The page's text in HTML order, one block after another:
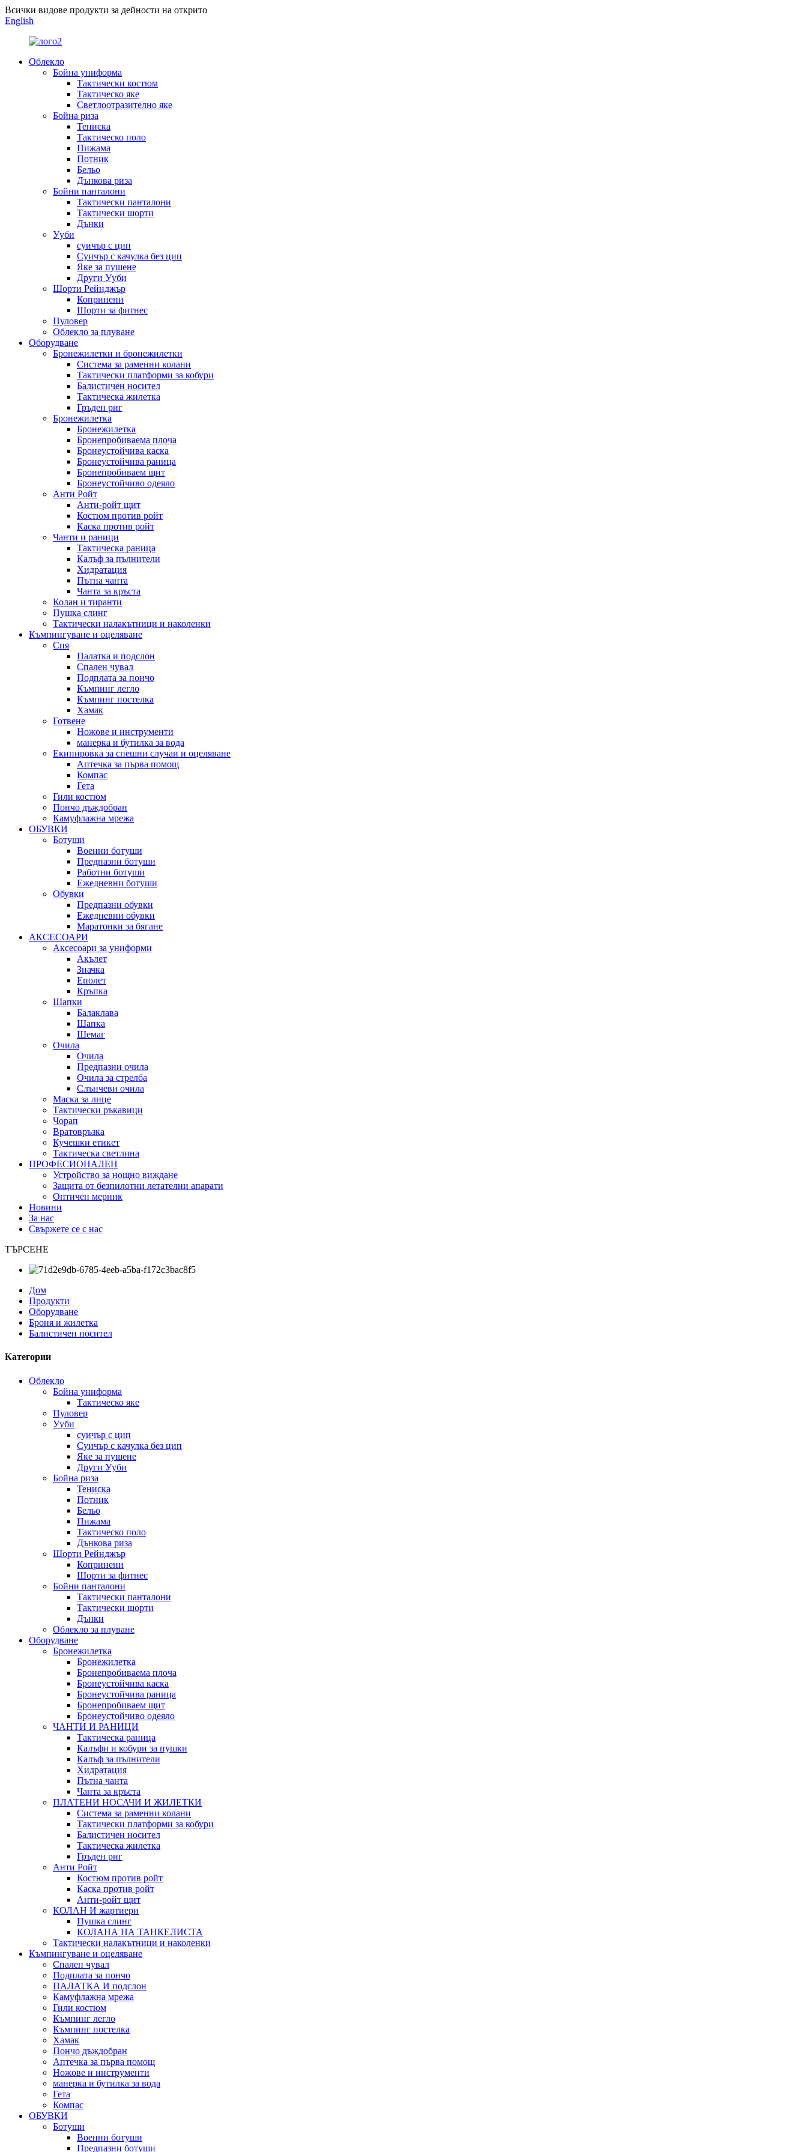
Всички видове продукти за дейности на открито
English
Облекло
Бойна униформа
Тактически костюм
Тактическо яке
Светлоотразително яке
Бойна риза
Тениска
Тактическо поло
Пижама
Потник
Бельо
Дънкова риза
Бойни панталони
Тактически панталони
Тактически шорти
Дънки
Ууби
суичър с цип
Суичър с качулка без цип
Яке за пушене
Други Ууби
Шорти Рейнджър
Копринени
Шорти за фитнес
Пуловер
Облекло за плуване
Оборудване
Бронежилетки и бронежилетки
Система за раменни колани
Тактически платформи за кобури
Балистичен носител
Тактическа жилетка
Гръден риг
Бронежилетка
Бронежилетка
Бронепробиваема плоча
Бронеустойчива каска
Бронеустойчива раница
Бронепробиваем щит
Бронеустойчиво одеяло
Анти Ройт
Анти-ройт щит
Костюм против ройт
Каска против ройт
Чанти и раници
Тактическа раница
Калъф за пълнители
Хидратация
Пътна чанта
Чанта за кръста
Колан и тиранти
Пушка слинг
Тактически налакътници и наколенки
Къмпингуване и оцеляване
Спя
Палатка и подслон
Спален чувал
Подплата за пончо
Къмпинг легло
Къмпинг постелка
Хамак
Готвене
Ножове и инструменти
манерка и бутилка за вода
Екипировка за спешни случаи и оцеляване
Аптечка за първа помощ
Компас
Гета
Гили костюм
Пончо дъждобран
Камуфлажна мрежа
ОБУВКИ
Ботуши
Военни ботуши
Предпазни ботуши
Работни ботуши
Ежедневни ботуши
Обувки
Предпазни обувки
Ежедневни обувки
Маратонки за бягане
АКСЕСОАРИ
Аксесоари за униформи
Акълет
Значка
Еполет
Кръпка
Шапки
Балаклава
Шапка
Шемаг
Очила
Очила
Предпазни очила
Очила за стрелба
Слънчеви очила
Маска за лице
Тактически ръкавици
Чорап
Вратовръзка
Кучешки етикет
Тактическа светлина
ПРОФЕСИОНАЛЕН
Устройство за нощно виждане
Защита от безпилотни летателни апарати
Оптичен мерник
Новини
За нас
Свържете се с нас
ТЪРСЕНЕ
Дом
Продукти
Оборудване
Броня и жилетка
Балистичен носител
Категории
Облекло
Бойна униформа
Тактическо яке
Пуловер
Ууби
суичър с цип
Суичър с качулка без цип
Яке за пушене
Други Ууби
Бойна риза
Тениска
Потник
Бельо
Пижама
Тактическо поло
Дънкова риза
Шорти Рейнджър
Копринени
Шорти за фитнес
Бойни панталони
Тактически панталони
Тактически шорти
Дънки
Облекло за плуване
Оборудване
Бронежилетка
Бронежилетка
Бронепробиваема плоча
Бронеустойчива каска
Бронеустойчива раница
Бронепробиваем щит
Бронеустойчиво одеяло
ЧАНТИ И РАНИЦИ
Тактическа раница
Калъфи и кобури за пушки
Калъф за пълнители
Хидратация
Пътна чанта
Чанта за кръста
ПЛАТЕНИ НОСАЧИ И ЖИЛЕТКИ
Система за раменни колани
Тактически платформи за кобури
Балистичен носител
Тактическа жилетка
Гръден риг
Анти Ройт
Костюм против ройт
Каска против ройт
Анти-ройт щит
КОЛАН И жартиери
Пушка слинг
КОЛАНА НА ТАНКЕЛИСТА
Тактически налакътници и наколенки
Къмпингуване и оцеляване
Спален чувал
Подплата за пончо
ПАЛАТКА И подслон
Камуфлажна мрежа
Гили костюм
Къмпинг легло
Къмпинг постелка
Хамак
Пончо дъждобран
Аптечка за първа помощ
Ножове и инструменти
манерка и бутилка за вода
Гета
Компас
ОБУВКИ
Ботуши
Военни ботуши
Предпазни ботуши